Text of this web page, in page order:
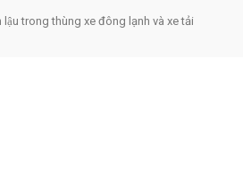
trong thùng xe đông lạnh và xe tải